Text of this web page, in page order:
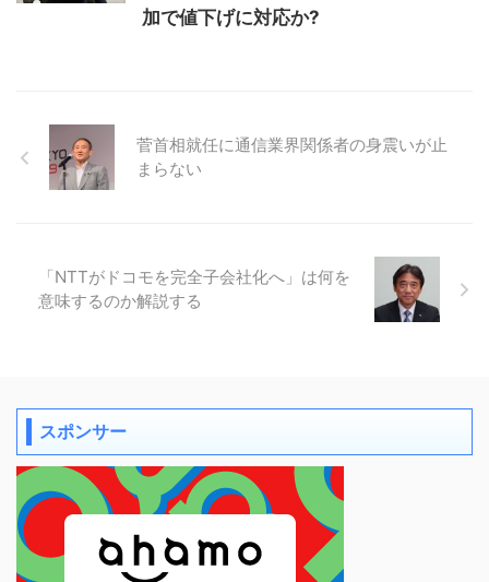
加で値下げに対応か?
菅首相就任に通信業界関係者の身震いが止
まらない
「NTTがドコモを完全子会社化へ」は何を
意味するのか解説する
スポンサー